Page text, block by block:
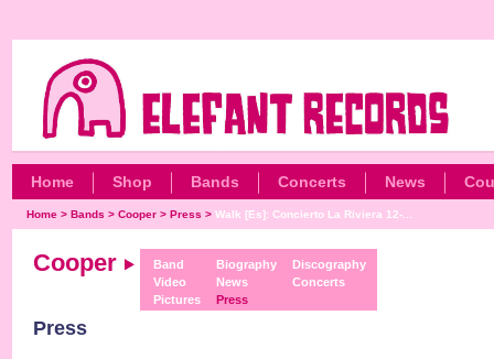
Home Shop Bands Concerts News
Home> Bands > Cooper> Press > Walk [Es]: Concierto La Riviera 12-...
Cooper
Band
Video
Pictures
Biography
News
Press
Discography
Concerts
Press